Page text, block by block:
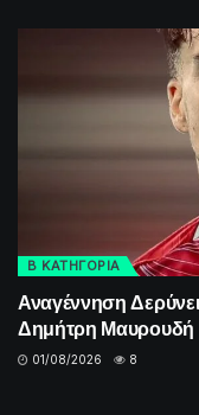
Β ΚΑΤΗΓΟΡΙΑ
Αναγέννηση
Δημήτρη Μαυρουδή
01/08/2026 8